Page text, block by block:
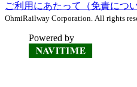
ご利用にあたって（免責につい
OhmiRailway Corporation. All rights
Powered by